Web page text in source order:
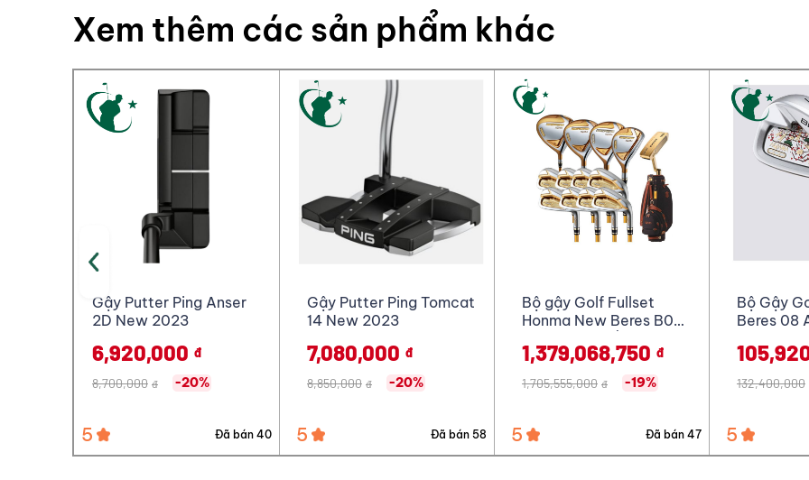
Xem thêm các sản phẩm khác
Gậy Putter Ping Tomcat
14 New 2023
7,080,000 đ
8,850,000 đ -20%
5 Đã bán 58
Bộ gậy Golf Fullset
Honma New Beres B07
1,379,068,750
1,705,555,000
đ -19%
5 Đã bán 47
Bộ Gậy Golf HONMA
Beres 08 Aizu 2S Lady
105,920,000 đ
132,400,000 đ -20%
5 Đã bán 53
Gậy Sắt
5
Quy định đánh giá